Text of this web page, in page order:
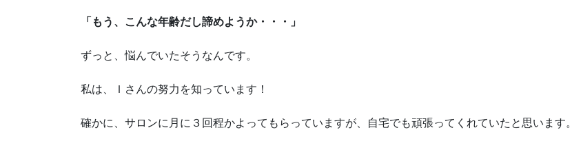
「もう、こんな年齢だし諦めようか・・・」
ずっと、悩んでいたそうなんです。
私は、Ｉさんの努力を知っています！
確かに、サロンに月に３回程かよってもらっていますが、自宅でも頑張ってくれていたと思います。